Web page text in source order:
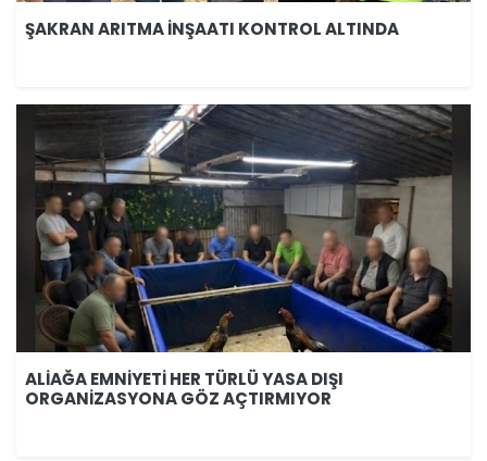
ŞAKRAN ARITMA İNŞAATI KONTROL ALTINDA
ALİAĞA EMNİYETİ HER TÜRLÜ YASA DIŞI
ORGANİZASYONA GÖZ AÇTIRMIYOR